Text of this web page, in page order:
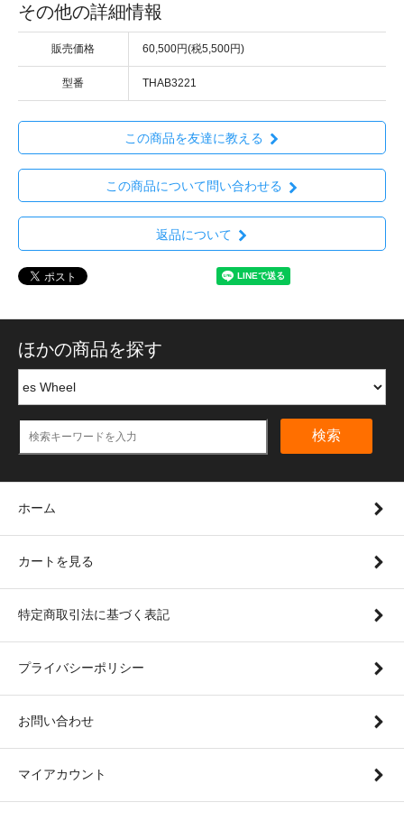
その他の詳細情報
販売価格 60,500円(税5,500円)
型番 THAB3221
この商品を友達に教える
この商品について問い合わせる
返品について
ほかの商品を探す
検索
ホーム
カートを見る
特定商取引法に基づく表記
プライバシーポリシー
お問い合わせ
マイアカウント